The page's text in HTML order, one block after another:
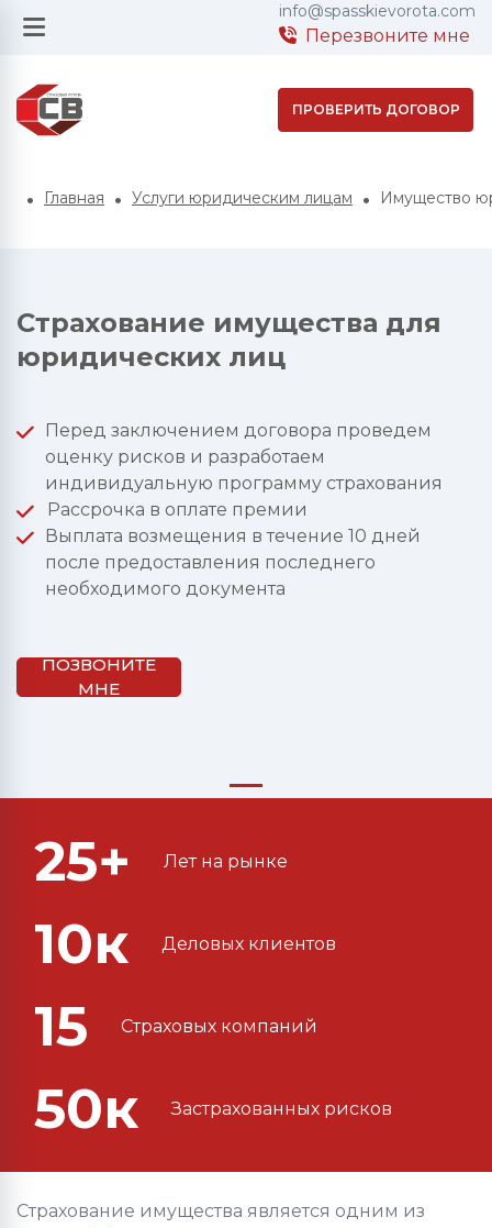
info@spasskievorota.com
Перезвоните мне
ПРОВЕРИТЬ ДОГОВОР
Главная Услуги юридическим лицам Имущество
Страхование имущества для
юридических лиц
Перед заключением договора проведем
оценку рисков и разработаем
индивидуальную программу страхования
Рассрочка в оплате премии
Выплата возмещения в течение 10 дней
после предоставления последнего
необходимого документа
ПОЗВОНИТЕ
МНЕ
25+ Лет на рынке
10к Деловых клиентов
15 Страховых компаний
50к Застрахованных рисков
Страхование имущества является одним из